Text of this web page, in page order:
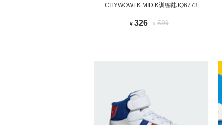
CITYWOWLK MID K训练鞋JQ6773
¥ 326 ¥599